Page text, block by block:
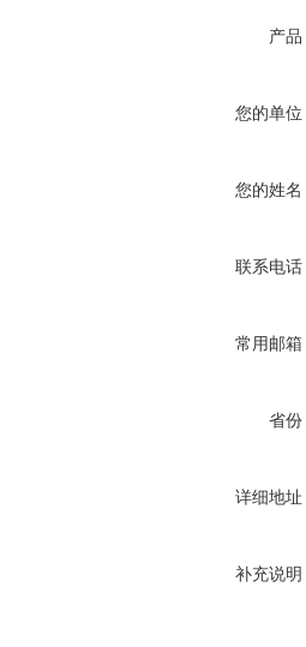
产品
您的单位
您的姓名
联系电话
常用邮箱
省份
详细地址
补充说明